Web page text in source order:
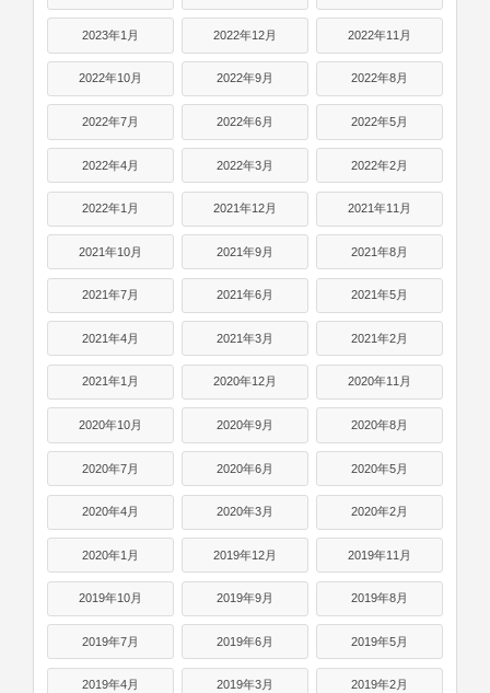
2023年1月 2022年12月 2022年11月
2022年10月 2022年9月 2022年8月
2022年7月 2022年6月 2022年5月
2022年4月 2022年3月 2022年2月
2022年1月 2021年12月 2021年11月
2021年10月 2021年9月 2021年8月
2021年7月 2021年6月 2021年5月
2021年4月 2021年3月 2021年2月
2021年1月 2020年12月 2020年11月
2020年10月 2020年9月 2020年8月
2020年7月 2020年6月 2020年5月
2020年4月 2020年3月 2020年2月
2020年1月 2019年12月 2019年11月
2019年10月 2019年9月 2019年8月
2019年7月 2019年6月 2019年5月
2019年4月 2019年3月 2019年2月